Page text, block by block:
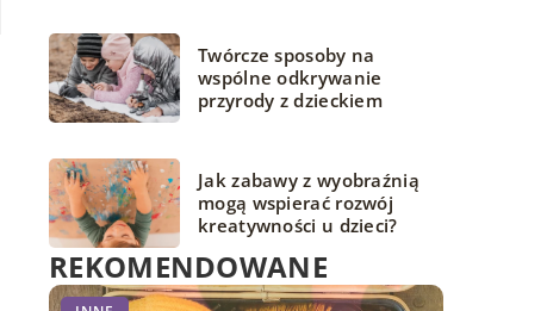
Twórcze sposoby na
wspólne odkrywanie
przyrody z dzieckiem
Jak zabawy z wyobraźnią
mogą wspierać rozwój
kreatywności u dzieci?
REKOMENDOWANE